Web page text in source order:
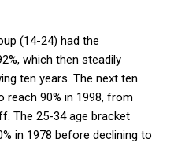
(14-24) had the
which then steadily
ten years. The next ten
reach 90% in 1998, from
The 25-34 age bracket
in 1978 before declining to